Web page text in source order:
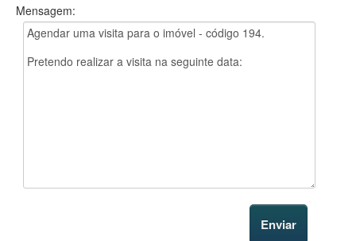
Mensagem: